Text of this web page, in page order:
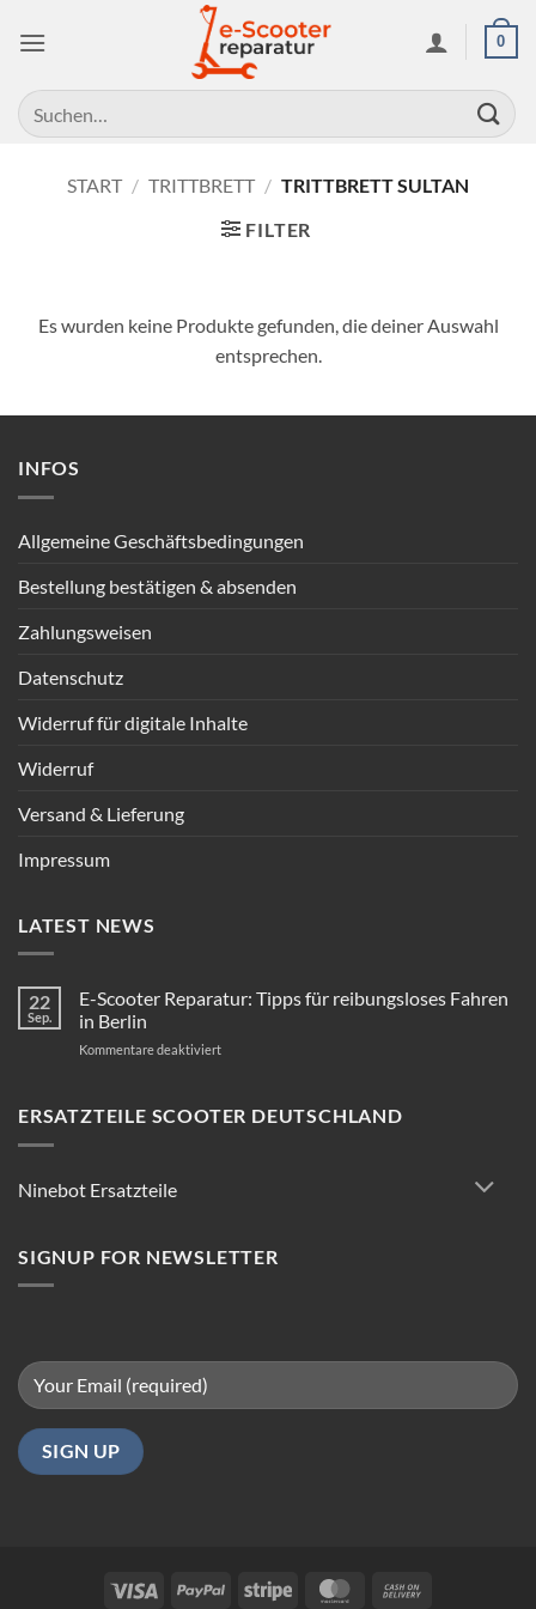
Inhalt
0
Suchen
nach:
START / TRITTBRETT / TRITTBRETT SULTAN
FILTER
Es wurden keine Produkte gefunden, die deiner Auswahl
entsprechen.
INFOS
Allgemeine Geschäftsbedingungen
Bestellung bestätigen & absenden
Zahlungsweisen
Datenschutz
Widerruf für digitale Inhalte
Widerruf
Versand & Lieferung
Impressum
LATEST NEWS
22
Sep.
E-Scooter Reparatur: Tipps für reibungsloses Fahren
in Berlin
Kommentare deaktiviertfür
Reparatur:
ERSATZTEILE SCOOTER DEUTSCHLAND
Ninebot Ersatzteile
SIGNUP FOR NEWSLETTER
Visa PayPal Stripe MasterCard